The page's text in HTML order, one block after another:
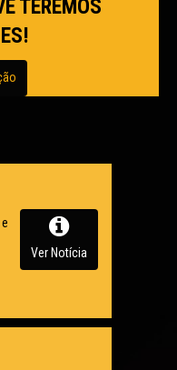
TEREMOS
Ver Notícia